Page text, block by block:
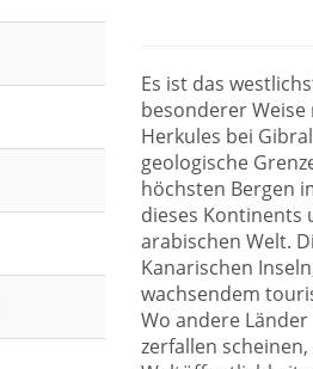
Es ist das
besonderer
Herkules bei
geologische
höchsten Bergen
dieses Kontinents
arabischen Welt.
Kanarischen
wachsendem
Wo andere
zerfallen